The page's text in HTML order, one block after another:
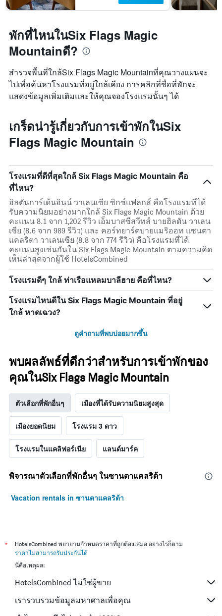
พักที่ไหนในSix Flags Magic
Mountainดี?
สำรวจพื้นที่ใกล้Six Flags Magic Mountainที่คุณวางแผนจะ
ไปเพื่อค้นหาโรงแรมที่อยู่ใกล้เคียง การคลิกที่ชื่อที่พักจะ
แสดงข้อมูลเพิ่มเติมและให้คุณจองโรงแรมนั้นๆ ได้
เกร็ดน่ารู้เกี่ยวกับการเข้าพักในSix
Flags Magic Mountain
โรงแรมที่ดีที่สุดใกล้ Six Flags Magic Mountain คือ
ที่ไหน?
ฮิลตันการ์เด้นอินน์ วาเลนเซีย ซิกซ์แฟลกส์ คือโรงแรมที่ได้
รับความนิยมอย่างมากใกล้ Six Flags Magic Mountain ด้วย
คะแนน 8.1 จาก 1,202 รีวิว เอ็มบาสซีสวีทส์ บายฮิลตัน วาเลน
เซีย (8.6 จาก 989 รีวิว) และ คอร์ทยาร์ดบายแมริออท แซนตา
แคลริตา วาเลนเซีย (8.8 จาก 774 รีวิว) คือโรงแรมที่ได้
คะแนนสูงเช่นกันใน Six Flags Magic Mountain ตามความคิด
เห็นล่าสุดจากผู้ใช้ HotelsCombined
โรงแรมดีๆ ใกล้ ท่าเรือแหลมบาลีฮาย คือที่ไหน?
โรงแรมไหนดีใน Six Flags Magic Mountain ที่อยู่
ใกล้ หาดเฉวง?
ดูคำถามที่พบบ่อยมากขึ้น
พบผลลัพธ์ที่ดีกว่าสำหรับการเข้าพักของ
คุณในSix Flags Magic Mountain
ตัวเลือกที่พักอื่นๆ เมืองที่ได้รับความนิยมสูงสุด
เมืองยอดนิยม โรงแรม 3 ดาว
โรงแรมในแคลิฟอร์เนีย แลนด์มาร์ค
พิจารณาตัวเลือกที่พักอื่นๆ ในซานตาแคลริต้า
Vacation rentals in ซานตาแคลริต้า
*
HotelsCombined พยายามกำหนดราคาที่ถูกต้องเสมอ อย่างไรก็ตาม
ราคาไม่สามารถรับประกันได้
นี่คือเหตุผล:
HotelsCombined ไม่ใช่ผู้ขาย
เรารวบรวมข้อมูลมหาศาลเพื่อคุณ